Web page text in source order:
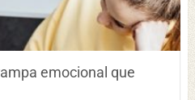
emocional que